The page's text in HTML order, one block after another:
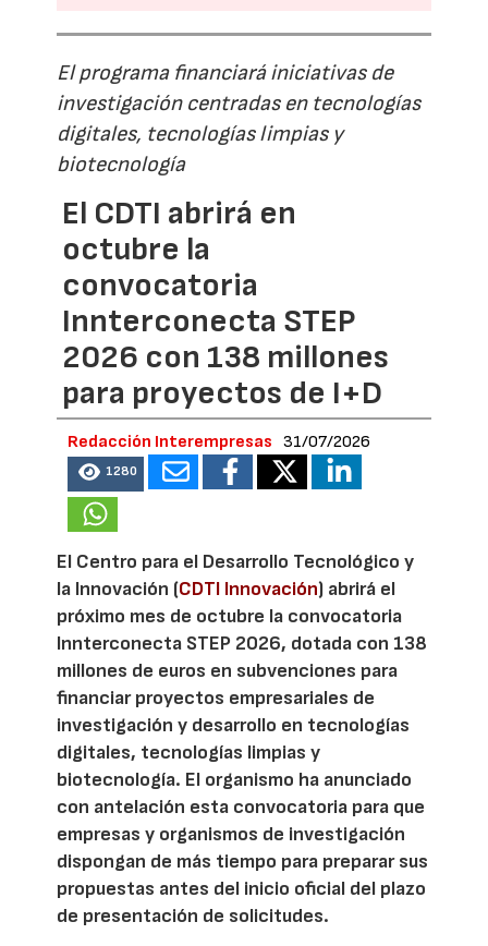
El programa financiará iniciativas de
investigación centradas en tecnologías
digitales, tecnologías limpias y
biotecnología
El CDTI abrirá en
octubre la
convocatoria
Innterconecta STEP
2026 con 138 millones
para proyectos de I+D
Redacción Interempresas 31/07/2026
1280
El Centro para el Desarrollo Tecnológico y
la Innovación (CDTI Innovación) abrirá el
próximo mes de octubre la convocatoria
Innterconecta STEP 2026, dotada con 138
millones de euros en subvenciones para
financiar proyectos empresariales de
investigación y desarrollo en tecnologías
digitales, tecnologías limpias y
biotecnología. El organismo ha anunciado
con antelación esta convocatoria para que
empresas y organismos de investigación
dispongan de más tiempo para preparar sus
propuestas antes del inicio oficial del plazo
de presentación de solicitudes.